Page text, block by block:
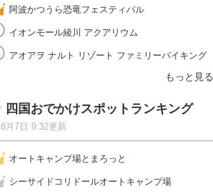
阿波かつうら恐竜フェスティバル
イオンモール綾川 アクアリウム
アオアヲ ナルト リゾート ファミリーバイキング
もっと見る
四国おでかけスポットランキング
8月7日 9:32更新
オートキャンプ場とまろっと
シーサイドコリドールオートキャンプ場